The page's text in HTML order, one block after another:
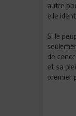
autre
elle
Si le
de
et sa
premier